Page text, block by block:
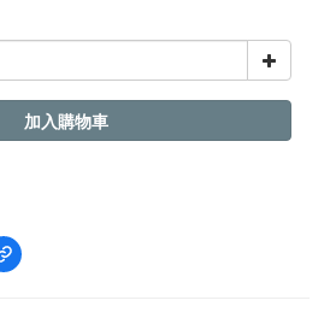
加入購物車